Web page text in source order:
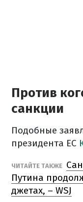
Против
санкции
Подобные
президента ЕС
ЧИТАЙТЕ ТАКЖЕ
Путина
джетах, – WSJ